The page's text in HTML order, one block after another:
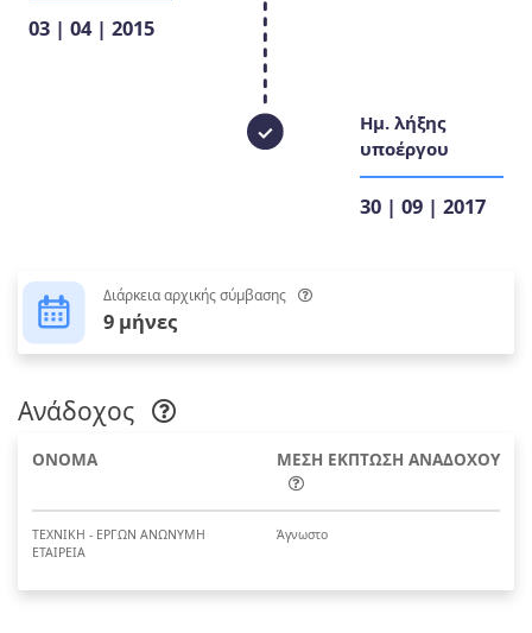
03 | 04 | 2015
Ημ. λήξης
υποέργου
30 | 09 | 2017
Διάρκεια αρχικής σύμβασης
9 μήνες
Ανάδοχος
ΟΝΟΜΑ ΜΕΣΗ ΕΚΠΤΩΣΗ ΑΝΑΔΟΧΟΥ
ΤΕΧΝΙΚΗ - ΕΡΓΩΝ ΑΝΩΝΥΜΗ
ΕΤΑΙΡΕΙΑ
Άγνωστο